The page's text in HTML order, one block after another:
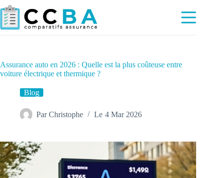
Passer
au
contenu
Assurance auto en 2026 : Quelle est la plus coûteuse entre
voiture électrique et thermique ?
Blog
Par Christophe Le 4 Mar 2026